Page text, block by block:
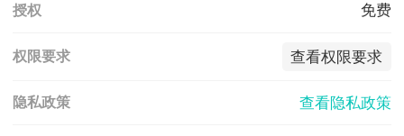
授权 免费
权限要求 查看权限要求
隐私政策 查看隐私政策